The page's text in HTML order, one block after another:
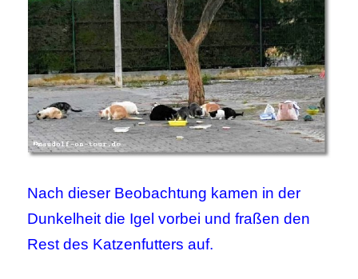
Nach dieser Beobachtung kamen in der
Dunkelheit die Igel vorbei und fraßen den
Rest des Katzenfutters auf.